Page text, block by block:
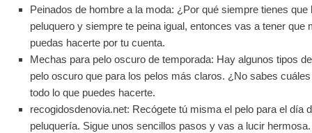
Peinados de hombre a la moda: ¿Por qué siempre tienes
peluquero y siempre te peina igual, entonces vas a tener que
puedas hacerte por tu cuenta.
Mechas para pelo oscuro de temporada: Hay algunos tipos
pelo oscuro que para los pelos más claros. ¿No sabes
todo lo que puedes hacerte.
recogidosdenovia.net: Recógete tú misma el pelo para el día
peluquería. Sigue unos sencillos pasos y vas a lucir